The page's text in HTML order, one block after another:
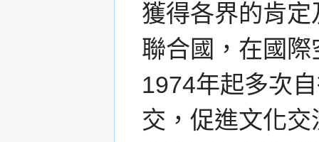
獲得各界的肯
聯合國，在國
1974年起多次
交，促進文化